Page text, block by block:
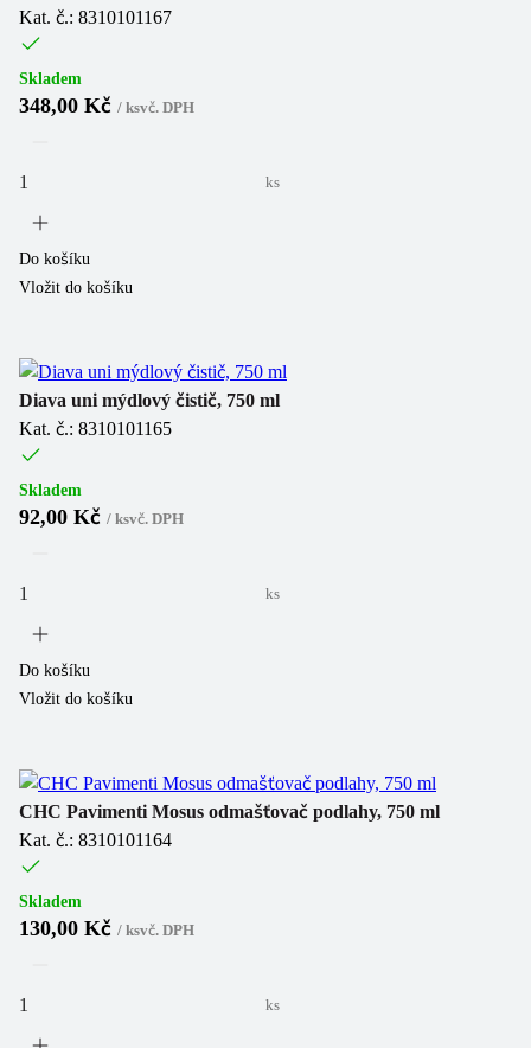
Kat. č.: 8310101167
Skladem
348,00 Kč / ksvč. DPH
ks
Do košíku
Vložit do košíku
Diava uni mýdlový čistič, 750 ml
Kat. č.: 8310101165
Skladem
92,00 Kč / ksvč. DPH
ks
Do košíku
Vložit do košíku
CHC Pavimenti Mosus odmašťovač podlahy, 750 ml
Kat. č.: 8310101164
Skladem
130,00 Kč / ksvč. DPH
ks